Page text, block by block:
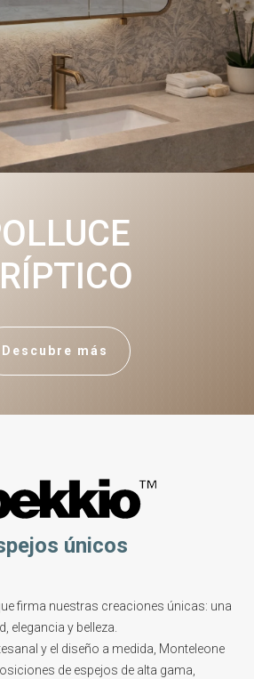
Descubre más
únicos
firma nuestras creaciones únicas: una
elegancia y belleza.
y el diseño a medida, Monteleone
de espejos de alta gama,